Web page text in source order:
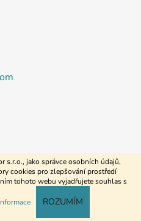
s.r.o., jako správce osobních údajů,
cookies pro zlepšování prostředí
tohoto webu vyjadřujete souhlas s
ROZUMÍM
. Všechna práva vyhrazena.